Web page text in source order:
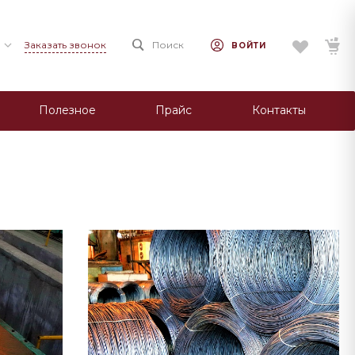
Заказать звонок Поиск ВОЙТИ
Полезное Прайс Контакты